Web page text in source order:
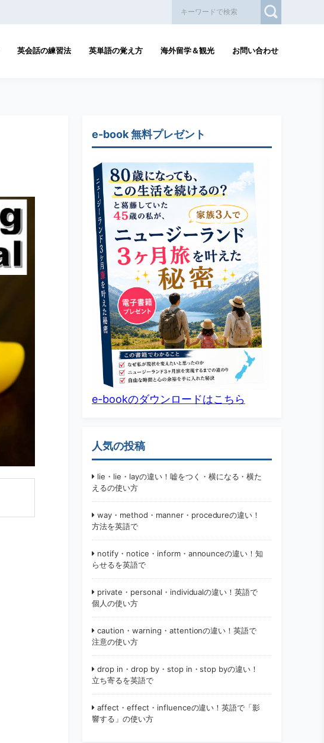
英会話の練習法 英単語の覚え方 海外留学＆観光 お問い合わせ
e-book 無料プレゼント
e-bookのダウンロードはこちら
人気の投稿
lie・lie・layの違い！嘘をつく・横になる・横た
えるの使い方
way・method・manner・procedureの違い！
方法を英語で
notify・notice・inform・announceの違い！知
らせるを英語で
private・personal・individualの違い！英語で
個人の使い方
caution・warning・attentionの違い！英語で
注意の使い方
drop in・drop by・stop in・stop byの違い！
立ち寄るを英語で
affect・effect・influenceの違い！英語で「影
響する」の使い方